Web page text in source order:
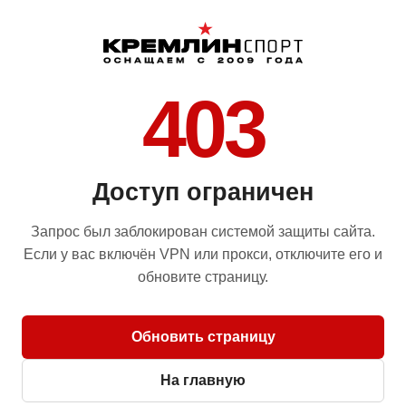
403
Доступ ограничен
Запрос был заблокирован системой защиты сайта.
Если у вас включён VPN или прокси, отключите его и
обновите страницу.
Обновить страницу
На главную